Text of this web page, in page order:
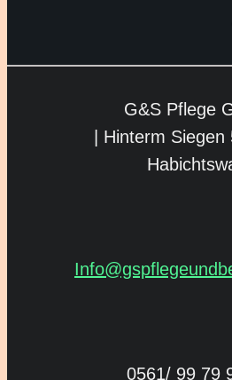
G&S Pflege
| Hinterm Siegen
0561/ 99 79